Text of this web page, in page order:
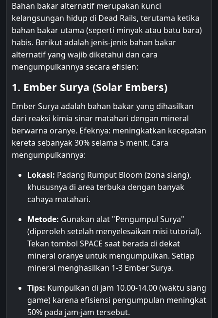
Bahan bakar alternatif merupakan kunci
kelangsungan hidup di Dead Rails, terutama ketika
bahan bakar utama (seperti minyak atau batu bara)
habis. Berikut adalah jenis-jenis bahan bakar
alternatif yang wajib diketahui dan cara
mengumpulkannya secara efisien:
1. Ember Surya (Solar Embers)
Ember Surya adalah bahan bakar yang dihasilkan
dari reaksi kimia sinar matahari dengan mineral
berwarna oranye. Efeknya: meningkatkan kecepatan
kereta sebanyak 30% selama 5 menit. Cara
mengumpulkannya:
Lokasi: Padang Rumput Bloom (zona siang),
khususnya di area terbuka dengan banyak
cahaya matahari.
Metode: Gunakan alat "Pengumpul Surya"
(diperoleh setelah menyelesaikan misi tutorial).
Tekan tombol SPACE saat berada di dekat
mineral oranye untuk mengumpulkan. Setiap
mineral menghasilkan 1-3 Ember Surya.
Tips: Kumpulkan di jam 10.00-14.00 (waktu siang
game) karena efisiensi pengumpulan meningkat
50% pada jam-jam tersebut.